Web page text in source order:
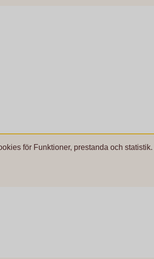
för Funktioner, prestanda och statistik.